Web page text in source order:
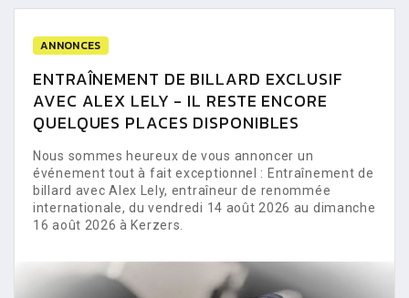
ANNONCES
ENTRAÎNEMENT DE BILLARD EXCLUSIF
AVEC ALEX LELY - IL RESTE ENCORE
QUELQUES PLACES DISPONIBLES
Nous sommes heureux de vous annoncer un
événement tout à fait exceptionnel : Entraînement de
billard avec Alex Lely, entraîneur de renommée
internationale, du vendredi 14 août 2026 au dimanche
16 août 2026 à Kerzers.